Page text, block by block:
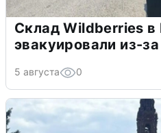
Склад Wildberries в
эвакуировали из-
5 августа 0